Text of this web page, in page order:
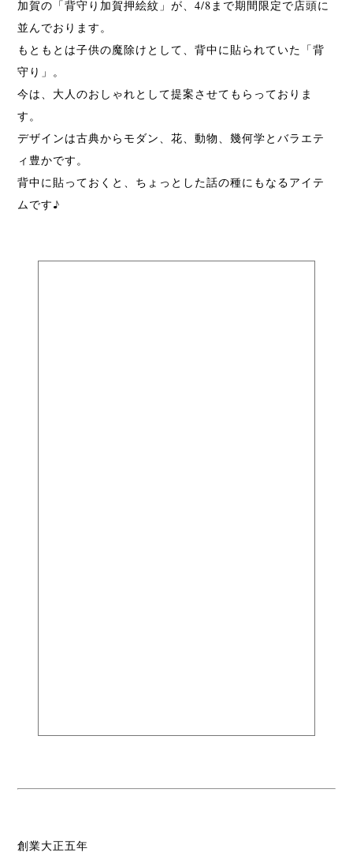
加賀の「背守り加賀押絵紋」が、4/8まで期間限定で店頭に
並んでおります。
もともとは子供の魔除けとして、背中に貼られていた「背
守り」。
今は、大人のおしゃれとして提案させてもらっておりま
す。
デザインは古典からモダン、花、動物、幾何学とバラエテ
ィ豊かです。
背中に貼っておくと、ちょっとした話の種にもなるアイテ
ムです♪
創業大正五年